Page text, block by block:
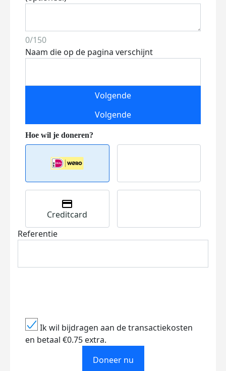
0/150
Naam die op de pagina verschijnt
Volgende
Volgende
Creditcard
Referentie
Ik wil bijdragen aan de transactiekosten
en betaal €0.75 extra.
Doneer nu